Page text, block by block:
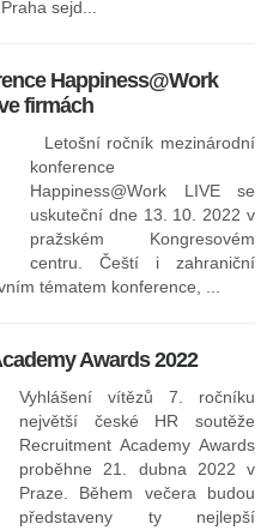
sejd...
Happiness@Work
firmách
Letošní ročník mezinárodní
konference
Happiness@Work LIVE se
uskuteční dne 13. 10. 2022 v
pražském Kongresovém
centru. Čeští i zahraniční
tématem konference, ...
Awards 2022
Vyhlášení vítězů 7. ročníku
největší české HR soutěže
Recruitment Academy Awards
proběhne 21. dubna 2022 v
Praze. Během večera budou
představeny ty nejlepší